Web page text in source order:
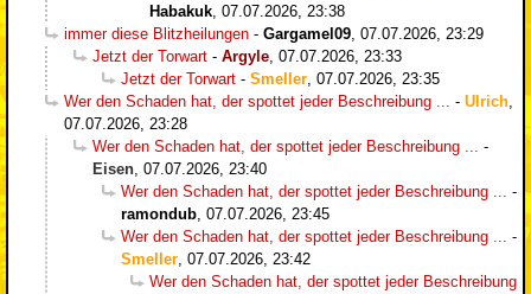
Habakuk, 07.07.2026, 23:38
immer diese Blitzheilungen - Gargamel09, 07.07.2026, 23:29
Jetzt der Torwart - Argyle, 07.07.2026, 23:33
Jetzt der Torwart - Smeller, 07.07.2026, 23:35
Wer den Schaden hat, der spottet jeder Beschreibung ... - Ulrich,
07.07.2026, 23:28
Wer den Schaden hat, der spottet jeder Beschreibung ... -
Eisen, 07.07.2026, 23:40
Wer den Schaden hat, der spottet jeder Beschreibung ... -
ramondub, 07.07.2026, 23:45
Wer den Schaden hat, der spottet jeder Beschreibung ... -
Smeller, 07.07.2026, 23:42
Wer den Schaden hat, der spottet jeder Beschreibung